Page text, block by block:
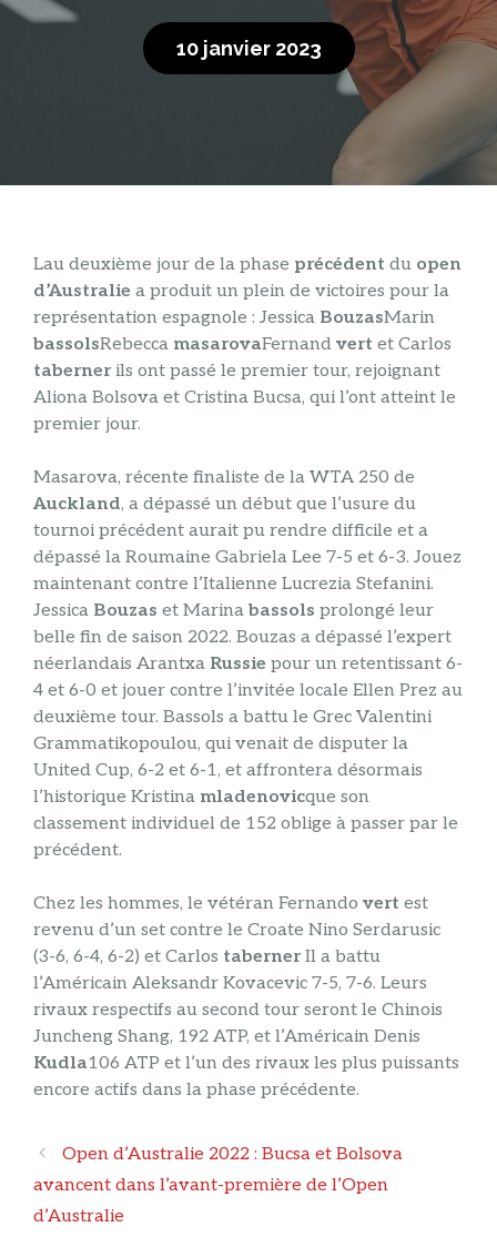
10 janvier 2023
Lau deuxième jour de la phase précédent du open
d’Australie a produit un plein de victoires pour la
représentation espagnole : Jessica BouzasMarin
bassolsRebecca masarovaFernand vert et Carlos
taberner ils ont passé le premier tour, rejoignant
Aliona Bolsova et Cristina Bucsa, qui l’ont atteint le
premier jour.
Masarova, récente finaliste de la WTA 250 de
Auckland, a dépassé un début que l’usure du
tournoi précédent aurait pu rendre difficile et a
dépassé la Roumaine Gabriela Lee 7-5 et 6-3. Jouez
maintenant contre l’Italienne Lucrezia Stefanini.
Jessica Bouzas et Marinabassols prolongé leur
belle fin de saison 2022. Bouzas a dépassé l’expert
néerlandais Arantxa Russie pour un retentissant 6-
4 et 6-0 et jouer contre l’invitée locale Ellen Prez au
deuxième tour. Bassols a battu le Grec Valentini
Grammatikopoulou, qui venait de disputer la
United Cup, 6-2 et 6-1, et affrontera désormais
l’historique Kristina mladenovicque son
classement individuel de 152 oblige à passer par le
précédent.
Chez les hommes, le vétéran Fernando vert est
revenu d’un set contre le Croate Nino Serdarusic
(3-6, 6-4, 6-2) et Carlos tabernerIl a battu
l’Américain Aleksandr Kovacevic 7-5, 7-6. Leurs
rivaux respectifs au second tour seront le Chinois
Juncheng Shang, 192 ATP, et l’Américain Denis
Kudla106 ATP et l’un des rivaux les plus puissants
encore actifs dans la phase précédente.
Navigation
des
articles
Open d’Australie 2022 : Bucsa et Bolsova
avancent dans l’avant-première de l’Open
d’Australie